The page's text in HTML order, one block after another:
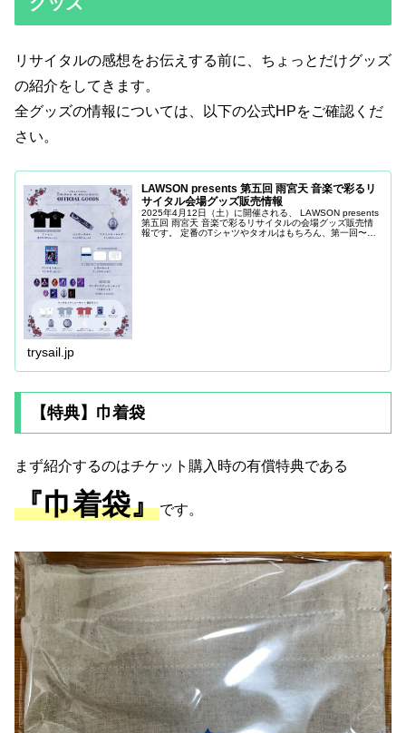
リサイタルの感想をお伝えする前に、ちょっとだけグッズ
の紹介をしてきます。
全グッズの情報については、以下の公式HPをご確認くだ
さい。
LAWSON presents 第五回 雨宮天 音楽で彩るリ
サイタル会場グッズ販売情報
2025年4月12日（土）に開催される、 LAWSON presents
第五回 雨宮天 音楽で彩るリサイタルの会場グッズ販売情
報です。 定番のTシャツやタオルはもちろん、第一回〜第
trysail.jp
【特典】巾着袋
まず紹介するのはチケット購入時の有償特典である
『巾着袋』です。